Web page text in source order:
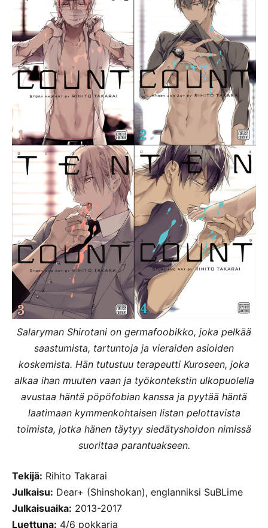
Salaryman Shirotani on germafoobikko, joka pelkää
saastumista, tartuntoja ja vieraiden asioiden
koskemista. Hän tutustuu terapeutti Kuroseen, joka
alkaa ihan muuten vaan ja työkontekstin ulkopuolella
avustaa häntä pöpöfobian kanssa ja pyytää häntä
laatimaan kymmenkohtaisen listan pelottavista
toimista, jotka hänen täytyy siedätyshoidon nimissä
suorittaa parantuakseen.
Tekijä: Rihito Takarai
Julkaisu: Dear+ (Shinshokan), englanniksi SuBLime
Julkaisuaika: 2013-2017
Luettuna: 4/6 pokkaria